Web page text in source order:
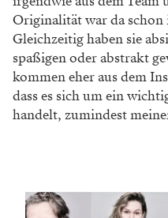
Originalität war da schon
Gleichzeitig haben sie
spaßigen oder abstrakt
kommen eher aus dem
dass es sich um ein
handelt, zumindest